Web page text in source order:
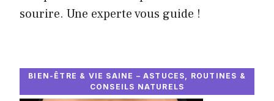
sourire. Une experte vous guide !
BIEN-ÊTRE & VIE SAINE – ASTUCES, ROUTINES &
CONSEILS NATURELS